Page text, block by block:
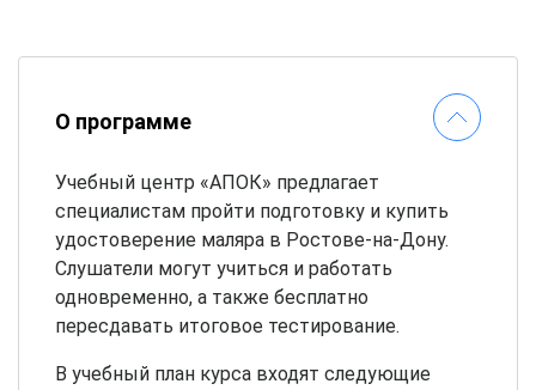
О программе
Учебный центр «АПОК» предлагает
специалистам пройти подготовку и купить
удостоверение маляра в Ростове-на-Дону.
Слушатели могут учиться и работать
одновременно, а также бесплатно
пересдавать итоговое тестирование.
В учебный план курса входят следующие